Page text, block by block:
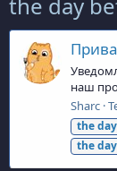
наш
Sharc
theday
theday